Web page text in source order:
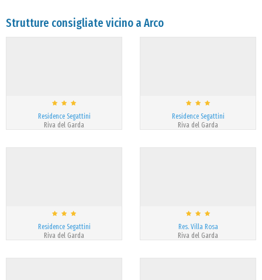
Strutture consigliate vicino a Arco
Residence Segattini
Riva del Garda
Residence Segattini
Riva del Garda
Residence Segattini
Riva del Garda
Res. Villa Rosa
Riva del Garda